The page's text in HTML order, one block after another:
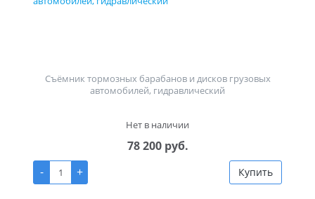
Съёмник тормозных барабанов и дисков грузовых
автомобилей, гидравлический
Нет в наличии
78 200 руб.
-
+ Купить